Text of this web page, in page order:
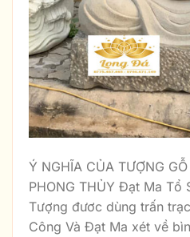
Ý NGHĨA CỦA TƯỢNG
PHONG THỦY Đạt Ma Tổ
Tượng đươc dùng trấn
Công Và Đạt Ma xét về